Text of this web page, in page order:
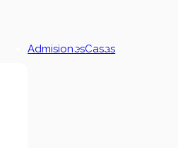
AdmisionesCasas